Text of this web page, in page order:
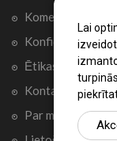
Lai
Komentāri portālā
Ētikas kodekss
Kontakti
Par mums